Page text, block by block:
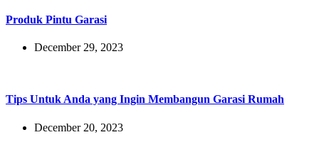
Produk Pintu Garasi
December 29, 2023
Tips Untuk Anda yang Ingin Membangun Garasi Rumah
December 20, 2023